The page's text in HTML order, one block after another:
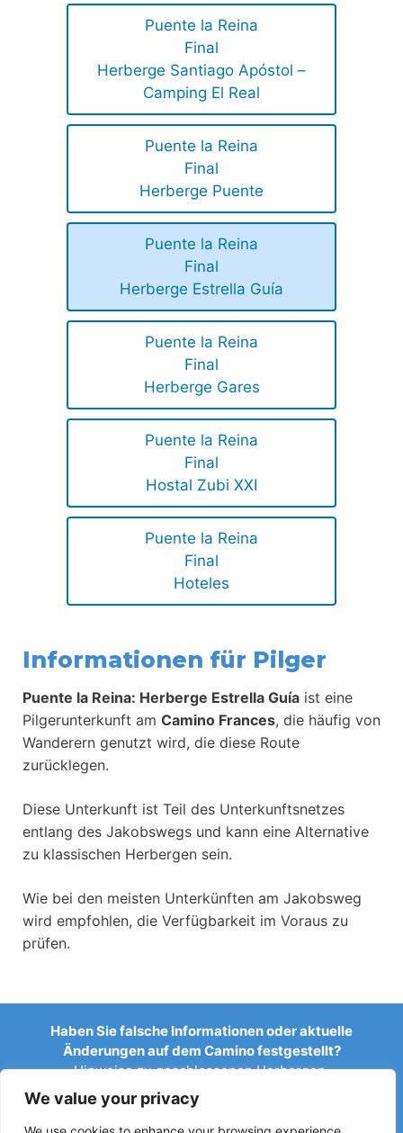
We value your privacy
Puente la Reina
Final
Herberge Santiago Apóstol –
Camping El Real
Puente la Reina
Final
Herberge Puente
Puente la Reina
Final
Herberge Estrella Guía
Puente la Reina
Final
Herberge Gares
Puente la Reina
Final
Hostal Zubi XXI
Puente la Reina
Final
Hoteles
Informationen für Pilger
Puente la Reina: Herberge Estrella Guía ist eine
Pilgerunterkunft am Camino Frances, die häufig von
Wanderern genutzt wird, die diese Route
zurücklegen.
Diese Unterkunft ist Teil des Unterkunftsnetzes
entlang des Jakobswegs und kann eine Alternative
zu klassischen Herbergen sein.
Wie bei den meisten Unterkünften am Jakobsweg
wird empfohlen, die Verfügbarkeit im Voraus zu
prüfen.
Haben Sie falsche Informationen oder aktuelle
Änderungen auf dem Camino festgestellt?
Hinweise zu geschlossenen Herbergen,
Überschwemmungen, Umleitungen, Bauarbeiten oder
anderen Änderungen helfen, den Reiseführer aktuell zu